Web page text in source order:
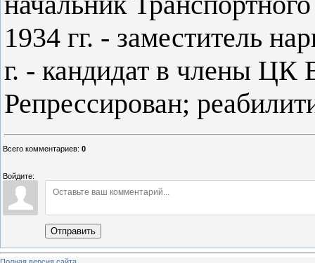
1934 гг. - заместитель
г. - кандидат в члены
Репрессирован;
Всего комментариев: 0
Войдите:
Отправить